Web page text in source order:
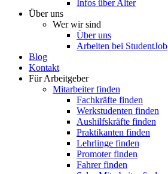
Infos über Alter
Über uns
Wer wir sind
Über uns
Arbeiten bei StudentJob
Blog
Kontakt
Für Arbeitgeber
Mitarbeiter finden
Fachkräfte finden
Werkstudenten finden
Aushilfskräfte finden
Praktikanten finden
Lehrlinge finden
Promoter finden
Fahrer finden